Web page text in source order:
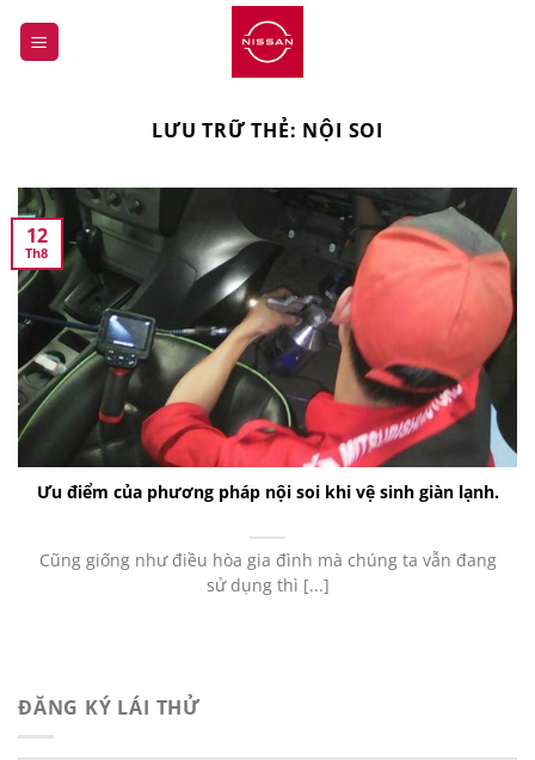
qua
LƯU TRỮ THẺ: NỘI SOI
Ưu điểm của phương pháp nội soi khi vệ sinh giàn lạnh.
Cũng giống như điều hòa gia đình mà chúng ta vẫn đang
sử dụng thì [...]
12
Th8
ĐĂNG KÝ LÁI THỬ